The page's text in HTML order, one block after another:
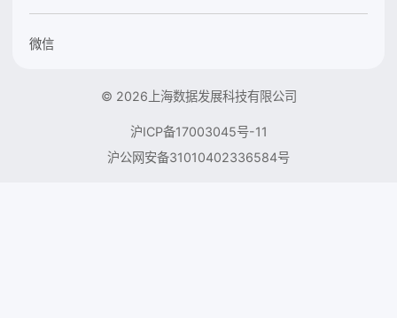
微信
© 2026上海数据发展科技有限公司
沪ICP备17003045号-11
沪公网安备31010402336584号